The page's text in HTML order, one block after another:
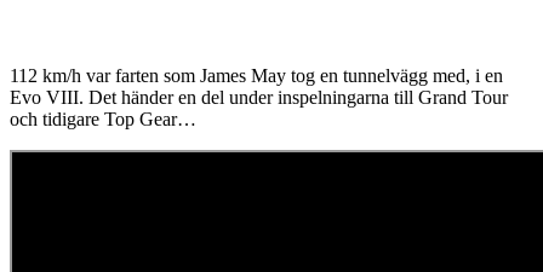
112 km/h var farten som James May tog en tunnelvägg med, i en
Evo VIII. Det händer en del under inspelningarna till Grand Tour
och tidigare Top Gear…